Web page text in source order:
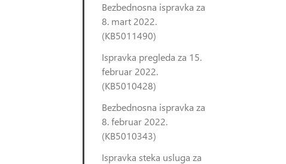
Bezbednosna ispravka za
8. mart 2022.
(KB5011490)
Ispravka pregleda za 15.
februar 2022.
(KB5010428)
Bezbednosna ispravka za
8. februar 2022.
(KB5010343)
Ispravka steka usluga za